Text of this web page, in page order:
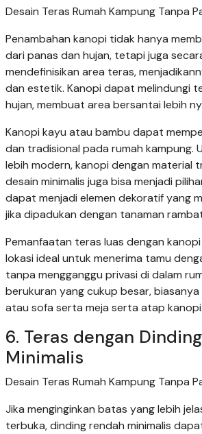
Desain Teras Rumah Kampung Tanpa
Penambahan kanopi tidak hanya
dari panas dan hujan, tetapi juga
mendefinisikan area teras,
dan estetik. Kanopi dapat melindungi
hujan, membuat area bersantai lebih
Kanopi kayu atau bambu dapat
dan tradisional pada rumah kampung.
lebih modern, kanopi dengan material
desain minimalis juga bisa menjadi
dapat menjadi elemen dekoratif yang
jika dipadukan dengan tanaman
Pemanfaatan teras luas dengan
lokasi ideal untuk menerima tamu
tanpa mengganggu privasi di dalam
berukuran yang cukup besar,
atau sofa serta meja serta atap kanopi.
6. Teras dengan
Minimalis
Desain Teras Rumah Kampung Tanpa
Jika menginginkan batas yang lebih
terbuka, dinding rendah minimalis